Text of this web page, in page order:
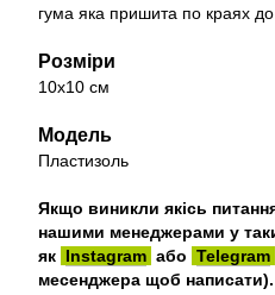
гума яка пришита по краях
Розміри
10х10 см
Модель
Пластизоль
Якщо виникли якісь
нашими менеджерами у
як Instagram або Telegram
месенджера щоб